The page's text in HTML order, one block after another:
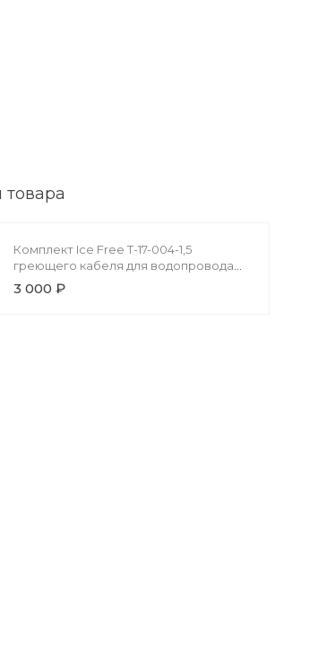
товара
Комплект Ice Free T-17-004-1,5
греющего кабеля для водопровода
на трубу
3 000 ₽